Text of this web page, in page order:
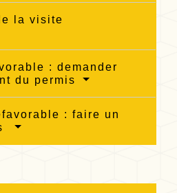
la visite
: demander
du permis
: faire un